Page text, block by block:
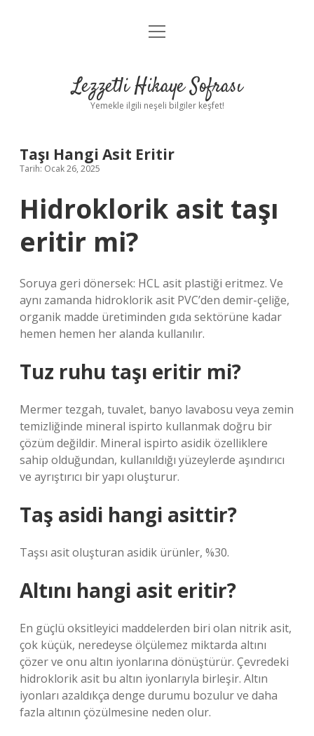
Anasayfa
Yasal Uyarı
menüyü
Lezzetli Hikaye Sofrası
Yemekle ilgili neşeli bilgiler keşfet!
Taşı Hangi Asit Eritir
Tarih: Ocak 26, 2025
Hidroklorik asit taşı
eritir mi?
Soruya geri dönersek: HCL asit plastiği eritmez. Ve
aynı zamanda hidroklorik asit PVC’den demir-çeliğe,
organik madde üretiminden gıda sektörüne kadar
hemen hemen her alanda kullanılır.
Tuz ruhu taşı eritir mi?
Mermer tezgah, tuvalet, banyo lavabosu veya zemin
temizliğinde mineral ispirto kullanmak doğru bir
çözüm değildir. Mineral ispirto asidik özelliklere
sahip olduğundan, kullanıldığı yüzeylerde aşındırıcı
ve ayrıştırıcı bir yapı oluşturur.
Taş asidi hangi asittir?
Taşsı asit oluşturan asidik ürünler, %30.
Altını hangi asit eritir?
En güçlü oksitleyici maddelerden biri olan nitrik asit,
çok küçük, neredeyse ölçülemez miktarda altını
çözer ve onu altın iyonlarına dönüştürür. Çevredeki
hidroklorik asit bu altın iyonlarıyla birleşir. Altın
iyonları azaldıkça denge durumu bozulur ve daha
fazla altının çözülmesine neden olur.